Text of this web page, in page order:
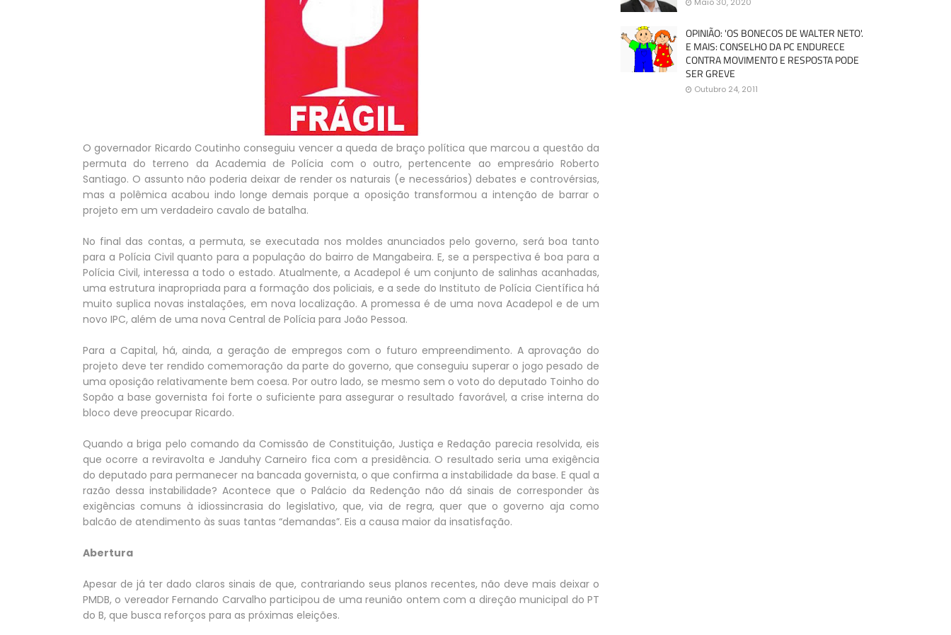
O governador Ricardo Coutinho conseguiu vencer a queda de braço política que marcou a questão da
permuta do terreno da Academia de Polícia com o outro, pertencente ao empresário Roberto
Santiago. O assunto não poderia deixar de render os naturais (e necessários) debates e controvérsias,
mas a polêmica acabou indo longe demais porque a oposição transformou a intenção de barrar o
projeto em um verdadeiro cavalo de batalha.
No final das contas, a permuta, se executada nos moldes anunciados pelo governo, será boa tanto
para a Polícia Civil quanto para a população do bairro de Mangabeira. E, se a perspectiva é boa para a
Polícia Civil, interessa a todo o estado. Atualmente, a Acadepol é um conjunto de salinhas acanhadas,
uma estrutura inapropriada para a formação dos policiais, e a sede do Instituto de Polícia Científica há
muito suplica novas instalações, em nova localização. A promessa é de uma nova Acadepol e de um
novo IPC, além de uma nova Central de Polícia para João Pessoa.
Para a Capital, há, ainda, a geração de empregos com o futuro empreendimento. A aprovação do
projeto deve ter rendido comemoração da parte do governo, que conseguiu superar o jogo pesado de
uma oposição relativamente bem coesa. Por outro lado, se mesmo sem o voto do deputado Toinho do
Sopão a base governista foi forte o suficiente para assegurar o resultado favorável, a crise interna do
bloco deve preocupar Ricardo.
Quando a briga pelo comando da Comissão de Constituição, Justiça e Redação parecia resolvida, eis
que ocorre a reviravolta e Janduhy Carneiro fica com a presidência. O resultado seria uma exigência
do deputado para permanecer na bancada governista, o que confirma a instabilidade da base. E qual a
razão dessa instabilidade? Acontece que o Palácio da Redenção não dá sinais de corresponder às
exigências comuns à idiossincrasia do legislativo, que, via de regra, quer que o governo aja como
balcão de atendimento às suas tantas “demandas”. Eis a causa maior da insatisfação.
Abertura
Apesar de já ter dado claros sinais de que, contrariando seus planos recentes, não deve mais deixar o
PMDB, o vereador Fernando Carvalho participou de uma reunião ontem com a direção municipal do PT
do B, que busca reforços para as próximas eleições.
OPINIÃO: 'OS BONECOS DE WALTER NETO'.
E MAIS: CONSELHO DA PC ENDURECE
CONTRA MOVIMENTO E RESPOSTA PODE
SER GREVE
Outubro 24, 2011